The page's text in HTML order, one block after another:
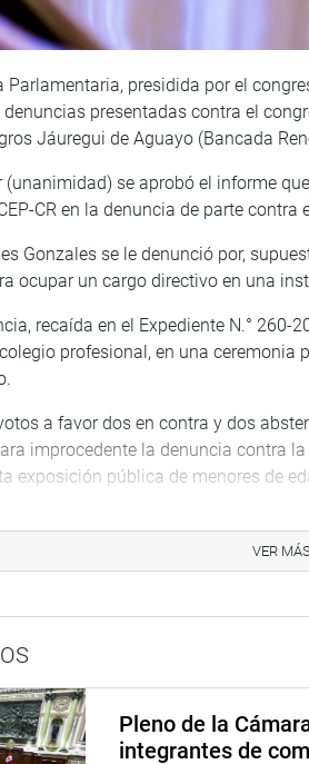
Parlamentaria, presidida por el
presentadas contra el
Jáuregui de Aguayo (Bancada
se aprobó el informe
CR en la denuncia de parte
Gonzales se le denunció por,
ocupar un cargo directivo en una
recaída en el Expediente N.° 260-
profesional, en una
a favor dos en contra y dos
improcedente la denuncia contra
exposición pública de menores de
contra la legisladora Kira Alcarraz
Contracorriente, de Willax
el camino para la elaboración del
Comisión de Ética sesionó en la sala
de la Torre.
VER
Pleno de la
integrantes de